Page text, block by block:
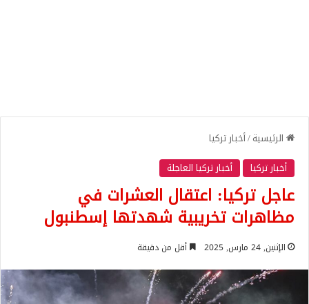
الرئيسية/أخبار تركيا
أخبار تركيا
أخبار تركيا العاجلة
عاجل تركيا: اعتقال العشرات في
مظاهرات تخريبية شهدتها إسطنبول
الإثنين, 24 مارس, 2025 أقل من دقيقة